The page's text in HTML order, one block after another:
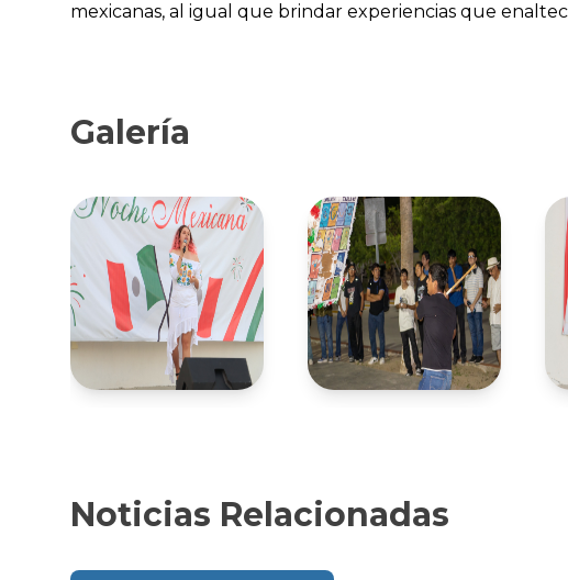
mexicanas, al igual que brindar experiencias que
Galería
Noticias Relacionadas